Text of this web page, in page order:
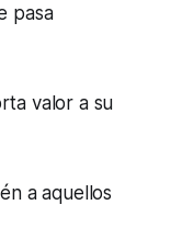
pasa
valor a su
a aquellos